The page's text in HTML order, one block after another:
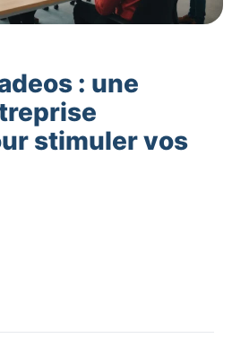
: une
stimuler vos